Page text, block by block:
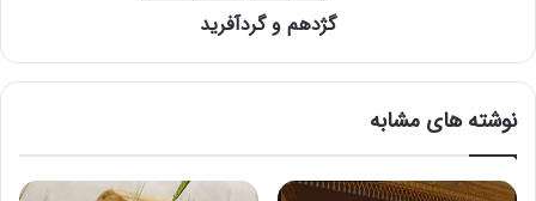
گژدهم و گردآفريد
نوشته های مشابه